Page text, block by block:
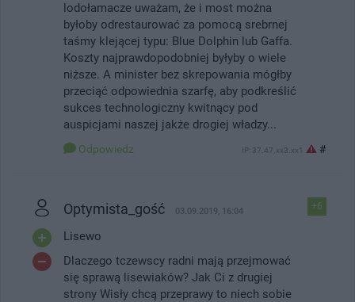
lodołamacze uważam, że i most można
byłoby odrestaurować za pomocą srebrnej
taśmy klejącej typu: Blue Dolphin lub Gaffa.
Koszty najprawdopodobniej byłyby o wiele
niższe. A minister bez skrepowania mógłby
przeciąć odpowiednia szarfę, aby podkreślić
sukces technologiczny kwitnący pod
auspicjami naszej jakże drogiej władzy...
Odpowiedz IP: 37.47.xx3.xx1 #
+6
Optymista_gość 03.09.2019, 16:04
Lisewo
Dlaczego tczewscy radni mają przejmować
się sprawą lisewiaków? Jak Ci z drugiej
strony Wisły chcą przeprawy to niech sobie